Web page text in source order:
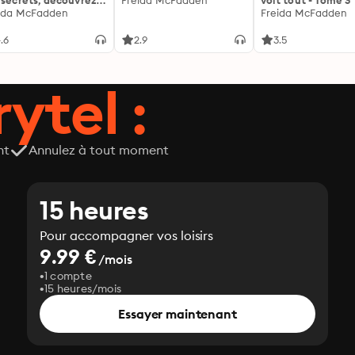
...
McFadden
2.9
Freida McFadden
3.5
:
Annulez à tout moment
15 heures
Pour accompagner vos loisirs
9.99 €/mois
1 compte
15 heures/mois
Essayer maintenant